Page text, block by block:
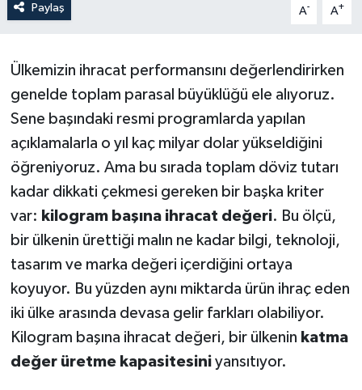
Paylaş A- A+
Ülkemizin ihracat performansını değerlendirirken
genelde toplam parasal büyüklüğü ele alıyoruz.
Sene başındaki resmi programlarda yapılan
açıklamalarla o yıl kaç milyar dolar yükseldiğini
öğreniyoruz. Ama bu sırada toplam döviz tutarı
kadar dikkati çekmesi gereken bir başka kriter
var: kilogram başına ihracat değeri. Bu ölçü,
bir ülkenin ürettiği malın ne kadar bilgi, teknoloji,
tasarım ve marka değeri içerdiğini ortaya
koyuyor. Bu yüzden aynı miktarda ürün ihraç eden
iki ülke arasında devasa gelir farkları olabiliyor.
Kilogram başına ihracat değeri, bir ülkenin katma
değer üretme kapasitesiniyansıtıyor.